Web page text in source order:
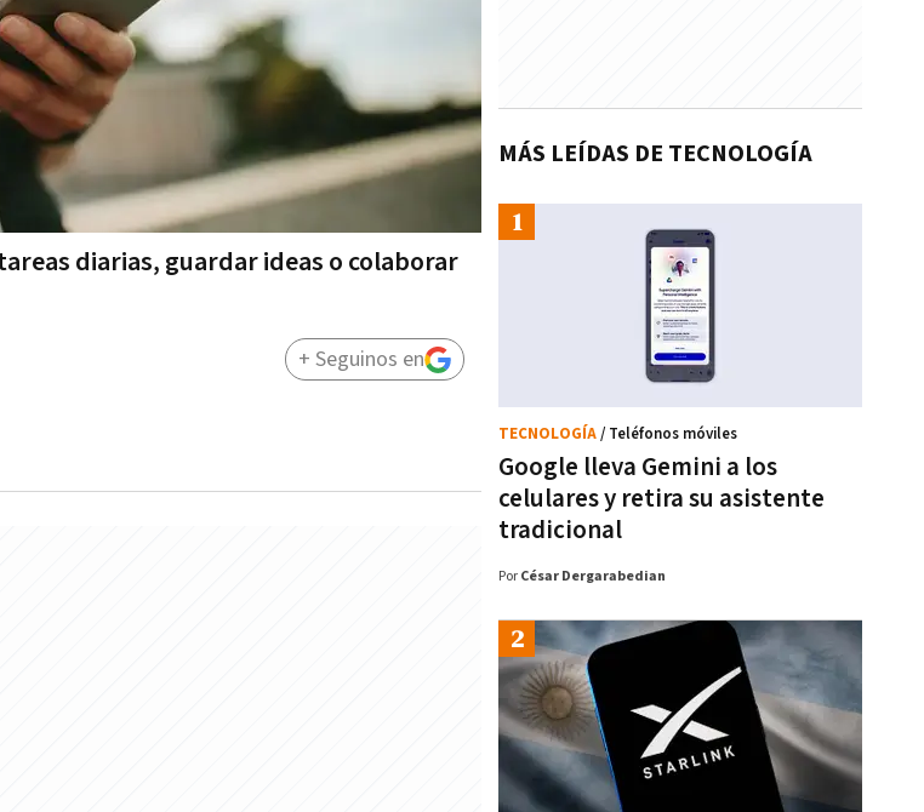
diarias, guardar ideas o colaborar
+ Seguinos en
MÁS LEÍDAS DE TECNOLOGÍA
Google lleva Gemini a los
celulares y retira su asistente
tradicional
TECNOLOGÍA/ Teléfonos móviles
Por César Dergarabedian